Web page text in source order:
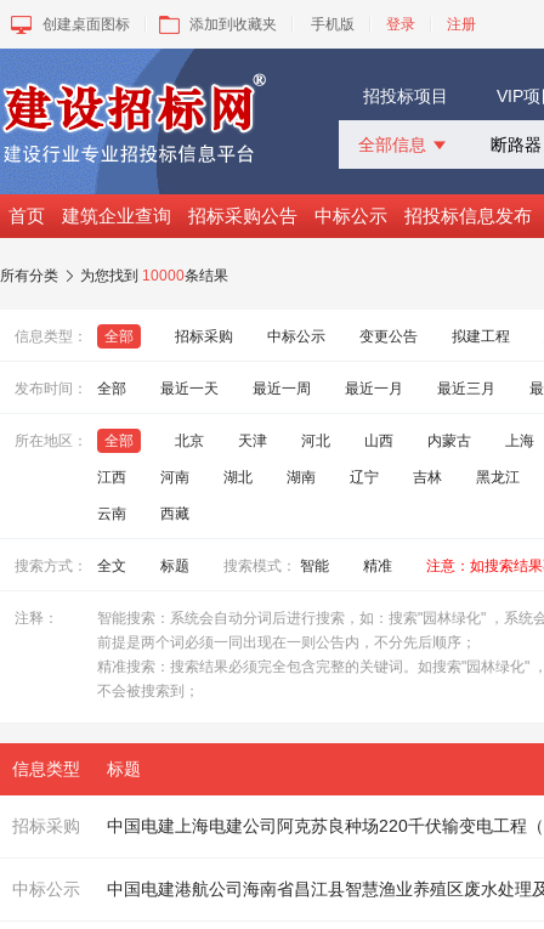
创建桌面图标 添加到收藏夹 手机版 登录 注册
招投标项目 VIP
全部信息 
招标采购
中标公示
询价采购
首页 建筑企业查询 招标采购公告 中标公示 招投标信息发布
所有分类  为您找到 10000条结果
信息类型： 全部 招标采购 中标公示 变更公告 拟建工程
发布时间： 全部 最近一天 最近一周 最近一月 最近三月
所在地区： 全部 北京 天津 河北 山西 内蒙古 上海
江西 河南 湖北 湖南 辽宁 吉林 黑龙江
云南 西藏
搜索方式： 全文 标题 搜索模式： 智能 精准 注意：如搜索结
注释：
智能搜索：系统会自动分词后进行搜索，如：搜索"园林绿化" ，系统
前提是两个词必须一同出现在一则公告内，不分先后顺序；
精准搜索：搜索结果必须完全包含完整的关键词。如搜索"园林绿化"
不会被搜索到；
信息类型 标题
招标采购 中国电建上海电建公司阿克苏良种场220千伏输变电工程
中标公示